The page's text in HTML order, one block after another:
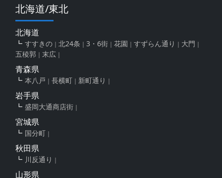
北海道/東北
北海道
すすきの 北24条 3・6街 花園 すずらん通り
大門
五稜郭
末広
青森県
本八戸 長横町 新町通り
岩手県
盛岡大通商店街
宮城県
国分町
秋田県
川反通り
山形県